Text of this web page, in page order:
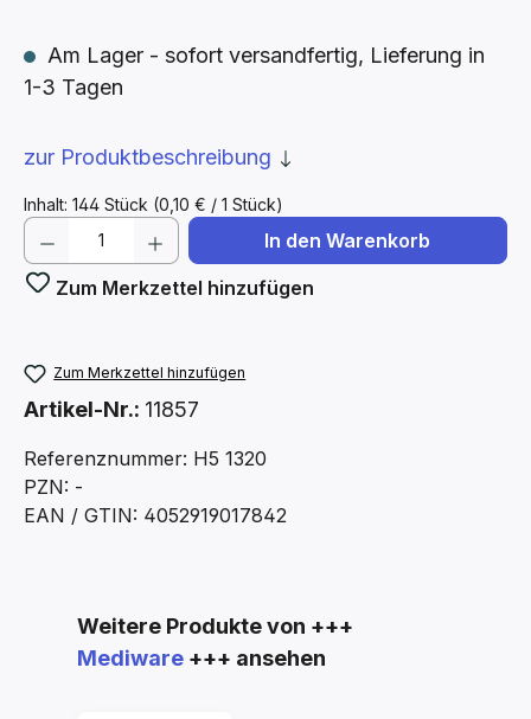
Inhalt: 144 Stück (0,10 € / 1 Stück)
Am Lager - sofort versandfertig, Lieferung in
1-3 Tagen
zur Produktbeschreibung
Produkt Anzahl: Gib den gewünschten
In den Warenkorb
Zum Merkzettel hinzufügen
Zum Merkzettel hinzufügen
Artikel-Nr.: 11857
Referenznummer: H5 1320
PZN: -
EAN / GTIN: 4052919017842
Produktgalerie überspringen
Weitere Produkte von +++
Mediware +++ ansehen